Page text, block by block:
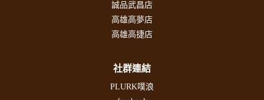
誠品武昌店
高雄高夢店
高雄高捷店
社群連結
PLURK噗浪